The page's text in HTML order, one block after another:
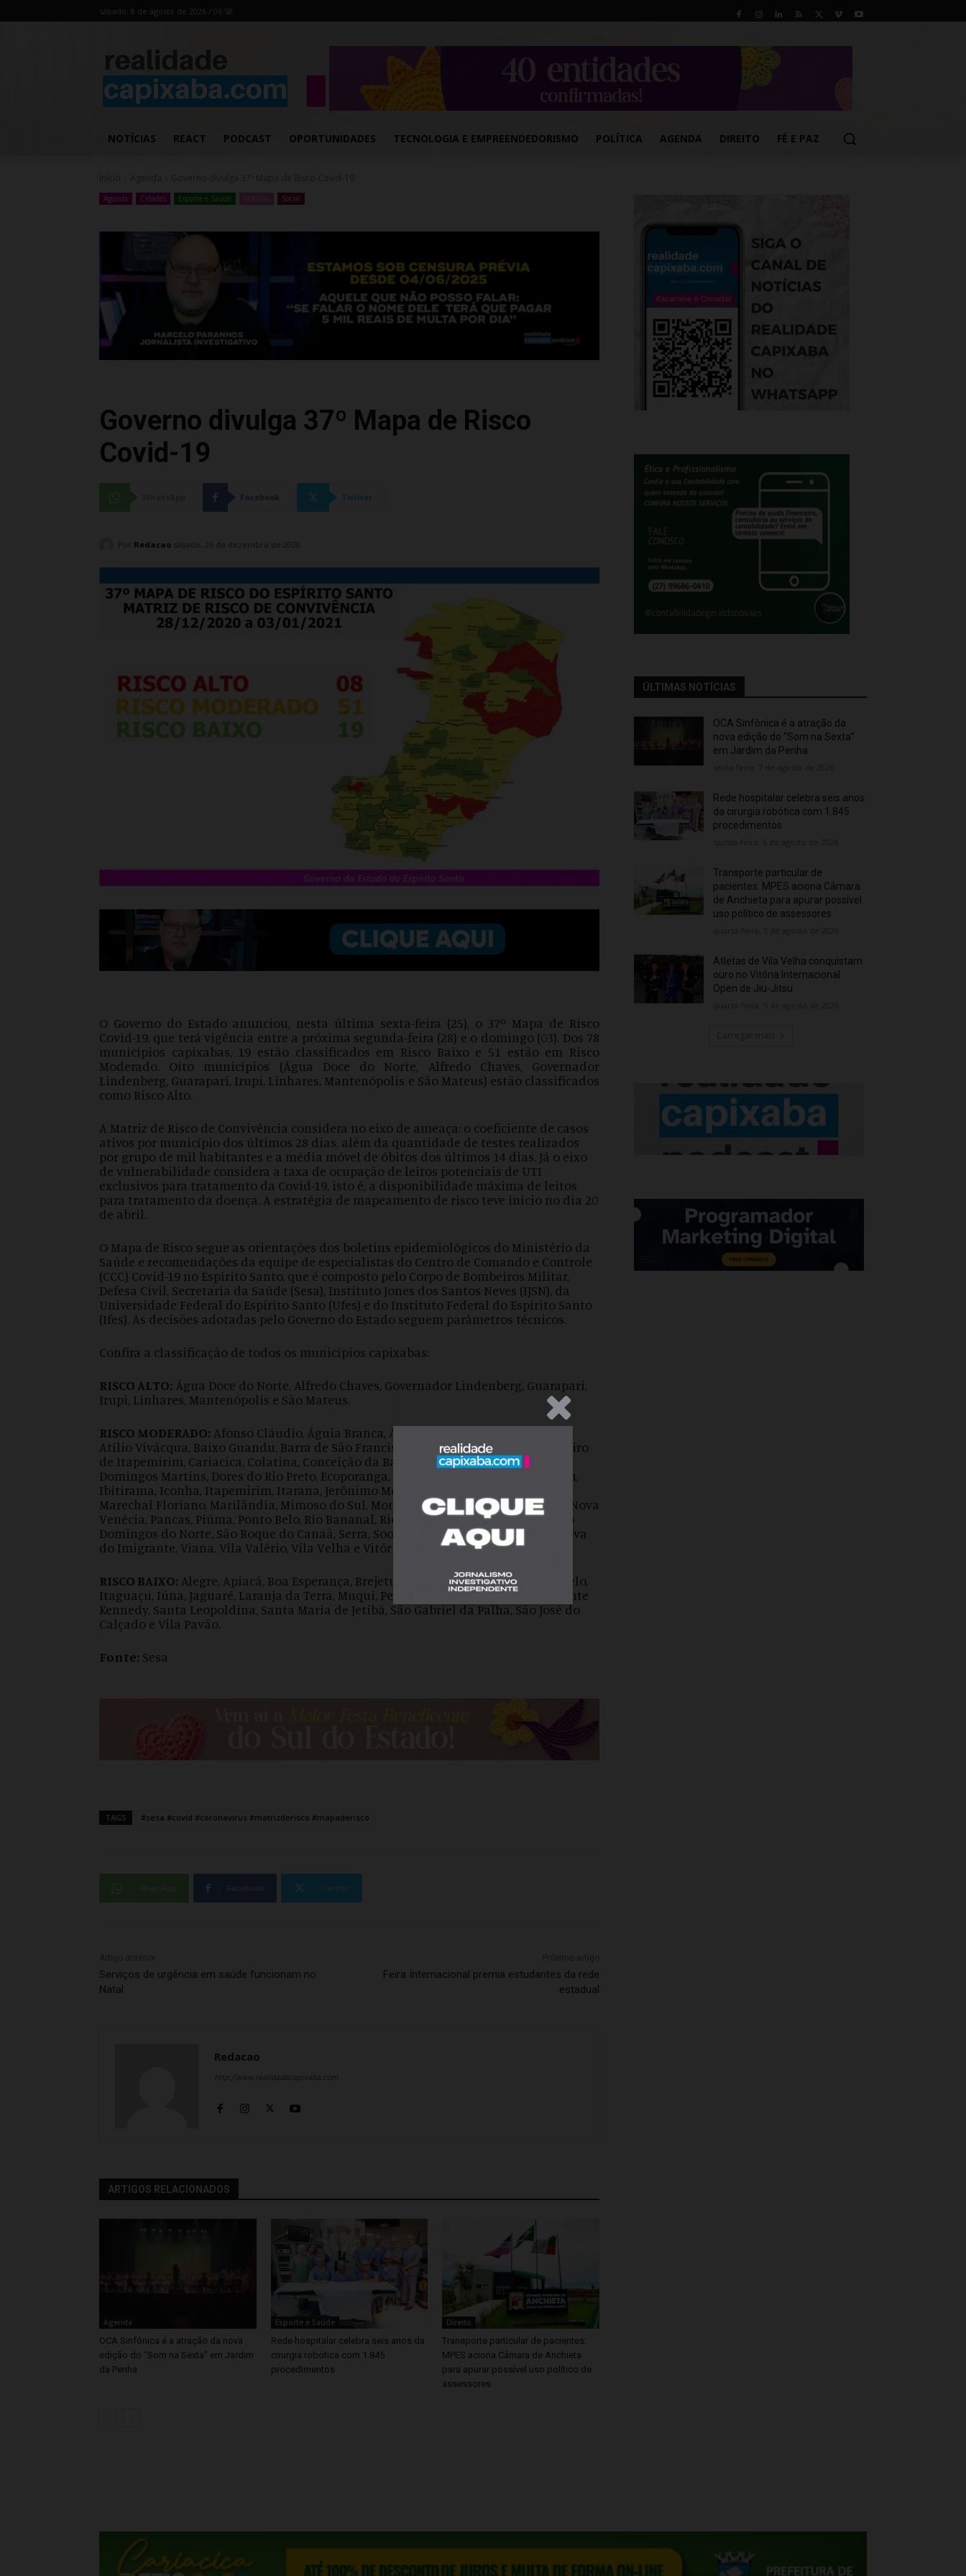
sábado, 8 de agosto de 2026 / 06:58
NOTÍCIAS REACT PODCAST OPORTUNIDADES TECNOLOGIA E EMPREENDEDORISMO POLÍTICA AGENDA DIREITO FÉ E PAZ
Agenda Cidades Esporte e Saúde Social
Governo divulga 37º Mapa de Risco
Covid-19
Facebook Twitter
Por Redacao sábado, 26 de dezembro de 2020
O Governo do Estado anunciou, nesta última sexta-feira (25), o 37º Mapa de Risco
Covid-19, que terá vigência entre a próxima segunda-feira (28) e o domingo (03). Dos 78
municípios capixabas, 19 estão classificados em Risco Baixo e 51 estão em Risco
Moderado. Oito municípios (Água Doce do Norte, Alfredo Chaves, Governador
Lindenberg, Guarapari, Irupi, Linhares, Mantenópolis e São Mateus) estão classificados
como Risco Alto.
A Matriz de Risco de Convivência considera no eixo de ameaça: o coeficiente de casos
ativos por município dos últimos 28 dias, além da quantidade de testes realizados
por grupo de mil habitantes e a média móvel de óbitos dos últimos 14 dias. Já o eixo
de vulnerabilidade considera a taxa de ocupação de leitos potenciais de UTI
exclusivos para tratamento da Covid-19, isto é, a disponibilidade máxima de leitos
para tratamento da doença. A estratégia de mapeamento de risco teve início no dia 20
de abril.
O Mapa de Risco segue as orientações dos boletins epidemiológicos do Ministério da
Saúde e recomendações da equipe de especialistas do Centro de Comando e Controle
(CCC) Covid-19 no Espírito Santo, que é composto pelo Corpo de Bombeiros Militar,
Defesa Civil, Secretaria da Saúde (Sesa), Instituto Jones dos Santos Neves (IJSN), da
Universidade Federal do Espírito Santo (Ufes) e do Instituto Federal do Espírito Santo
(Ifes). As decisões adotadas pelo Governo do Estado seguem parâmetros técnicos.
Confira a classificação de todos os municípios capixabas:
RISCO ALTO: Água Doce do Norte, Alfredo Chaves, Governador Lindenberg, Guarapari,
Irupi, Linhares, Mantenópolis e São Mateus.
RISCO MODERADO: Afonso Cláudio, Águia Branca, Alto Rio Novo, Anchieta, Aracruz,
Atílio Vivácqua, Baixo Guandu, Barra de São Francisco, Bom Jesus do Norte, Cachoeiro
de Itapemirim, Cariacica, Colatina, Conceição da Barra, Divino de São Lourenço,
Domingos Martins, Dores do Rio Preto, Ecoporanga, Fundão, Guaçuí, Ibatiba, Ibiraçu,
Ibitirama, Iconha, Itapemirim, Itarana, Jerônimo Monteiro, João Neiva, Marataízes,
Marechal Floriano, Marilândia, Mimoso do Sul, Montanha, Mucurici, Muniz Freire, Nova
Venécia, Pancas, Piúma, Ponto Belo, Rio Bananal, Rio Novo do Sul, Santa Teresa, São
Domingos do Norte, São Roque do Canaã, Serra, Sooretama, Vargem Alta, Venda Nova
do Imigrante, Viana, Vila Valério, Vila Velha e Vitória.
RISCO BAIXO: Alegre, Apiacá, Boa Esperança, Brejetuba, Castelo, Conceição do Castelo,
Itaguaçu, Iúna, Jaguaré, Laranja da Terra, Muqui, Pedro Canário, Pinheiros, Presidente
Kennedy, Santa Leopoldina, Santa Maria de Jetibá, São Gabriel da Palha, São José do
Calçado e Vila Pavão.
Fonte: Sesa
TAGS #sesa #covid #coronavirus #matrizderisco #mapaderisco
Facebook Twitter
Serviços de urgência em saúde funcionam no
Natal
Feira Internacional premia estudantes da rede
estadual
Redacao
http://www.realidadecapixaba.com
ARTIGOS RELACIONADOS
Agenda
OCA Sinfônica é a atração da nova
edição do “Som na Sexta” em Jardim
da Penha
Esporte e Saúde
Rede hospitalar celebra seis anos da
cirurgia robótica com 1.845
procedimentos
Direito
Transporte particular de pacientes:
MPES aciona Câmara de Anchieta
para apurar possível uso político de
assessores
ÚLTIMAS NOTÍCIAS
OCA Sinfônica é a atração da
nova edição do “Som na Sexta”
em Jardim da Penha
Rede hospitalar celebra seis anos
da cirurgia robótica com 1.845
procedimentos
Transporte particular de
pacientes: MPES aciona Câmara
de Anchieta para apurar possível
uso político de assessores
Atletas de Vila Velha conquistam
ouro no Vitória Internacional
Open de Jiu-Jitsu